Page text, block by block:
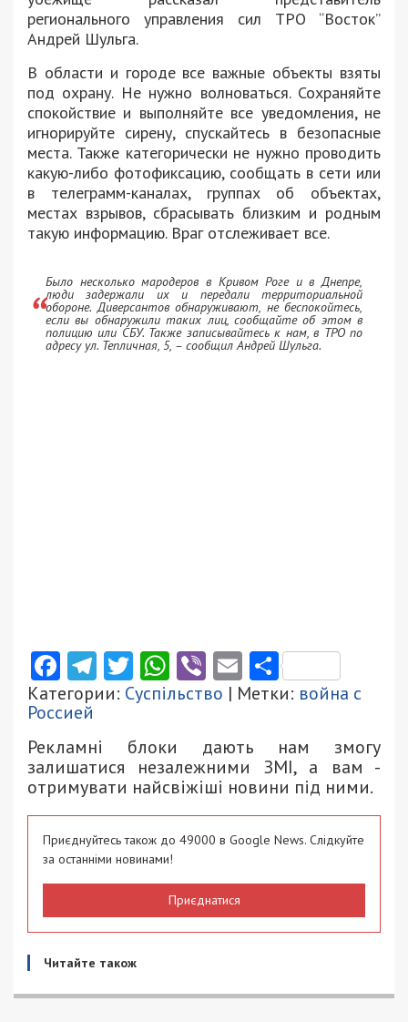
регионального управления сил ТРО “Восток”
Андрей Шульга.
В области и городе все важные объекты взяты
под охрану. Не нужно волноваться. Сохраняйте
спокойствие и выполняйте все уведомления, не
игнорируйте сирену, спускайтесь в безопасные
места. Также категорически не нужно проводить
какую-либо фотофиксацию, сообщать в сети или
в телеграмм-каналах, группах об объектах,
местах взрывов, сбрасывать близким и родным
такую ​​информацию. Враг отслеживает все.
Было несколько мародеров в Кривом Роге и в Днепре,
люди задержали их и передали территориальной
обороне. Диверсантов обнаруживают, не беспокойтесь,
если вы обнаружили таких лиц, сообщайте об этом в
полицию или СБУ. Также записывайтесь к нам, в ТРО по
адресу ул. Тепличная, 5, – сообщил Андрей Шульга.
Facebook
Telegram
TwitterWhatsApp
Суспільство| Метки:
Россией
залишатися незалежними ЗМІ, а вам -